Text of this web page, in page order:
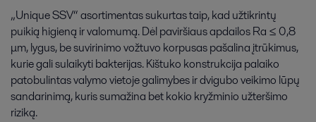
„Unique SSV“ asortimentas sukurtas taip, kad užtikrintų
puikią higieną ir valomumą. Dėl paviršiaus apdailos Ra ≤ 0,8
μm, lygus, be suvirinimo vožtuvo korpusas pašalina įtrūkimus,
kurie gali sulaikyti bakterijas. Kištuko konstrukcija palaiko
patobulintas valymo vietoje galimybes ir dvigubo veikimo lūpų
sandarinimą, kuris sumažina bet kokio kryžminio užteršimo
riziką.